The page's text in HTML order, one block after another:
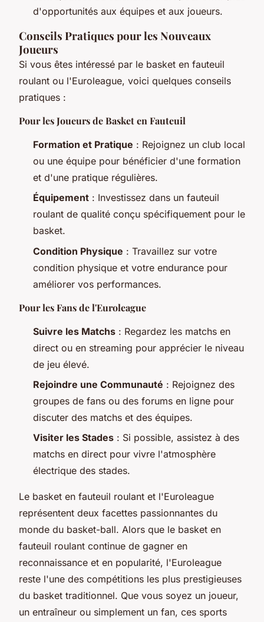
d'opportunités aux équipes et aux joueurs.
Conseils Pratiques pour les Nouveaux
Joueurs
Si vous êtes intéressé par le basket en fauteuil
roulant ou l'Euroleague, voici quelques conseils
pratiques :
Pour les Joueurs de Basket en Fauteuil
Formation et Pratique : Rejoignez un club local
ou une équipe pour bénéficier d'une formation
et d'une pratique régulières.
Équipement : Investissez dans un fauteuil
roulant de qualité conçu spécifiquement pour le
basket.
Condition Physique : Travaillez sur votre
condition physique et votre endurance pour
améliorer vos performances.
Pour les Fans de l'Euroleague
Suivre les Matchs : Regardez les matchs en
direct ou en streaming pour apprécier le niveau
de jeu élevé.
Rejoindre une Communauté : Rejoignez des
groupes de fans ou des forums en ligne pour
discuter des matchs et des équipes.
Visiter les Stades : Si possible, assistez à des
matchs en direct pour vivre l'atmosphère
électrique des stades.
Le basket en fauteuil roulant et l'Euroleague
représentent deux facettes passionnantes du
monde du basket-ball. Alors que le basket en
fauteuil roulant continue de gagner en
reconnaissance et en popularité, l'Euroleague
reste l'une des compétitions les plus prestigieuses
du basket traditionnel. Que vous soyez un joueur,
un entraîneur ou simplement un fan, ces sports